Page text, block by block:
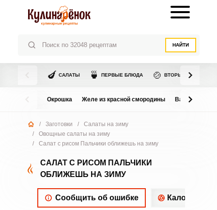
НАЙТИ
🍆 САЛАТЫ 🍵 ПЕРВЫЕ БЛЮДА 🍲 ВТОРЫЕ БЛЮДА
Окрошка Желе из красной смородины Варенье из
/ Заготовки /
Салаты на зиму
/
Овощные салаты на зиму
/
Салат с рисом Пальчики оближешь на зиму
САЛАТ С РИСОМ ПАЛЬЧИКИ
ОБЛИЖЕШЬ НА ЗИМУ
Сообщить об ошибке